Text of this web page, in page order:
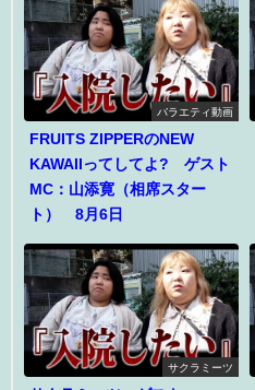
バラエティ動画
FRUITS ZIPPERのNEW
KAWAIIってしてよ? ゲスト
MC：山添寛（相席スター
ト） 8月6日
サクラミーツ